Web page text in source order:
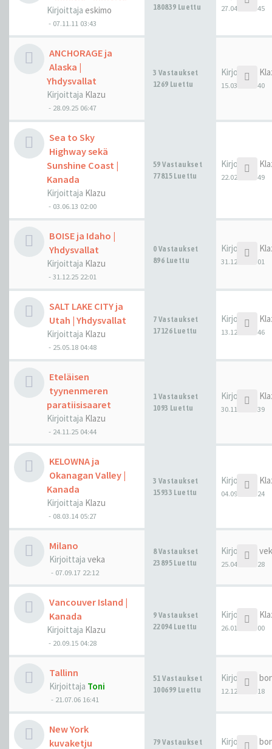
Kirjoittaja eskimo
- 07.11.11 03:43
180839 Luettu
27.04.26 07:45
ANCHORAGE ja
Alaska |
Yhdysvallat
Kirjoittaja Klazu
- 28.09.25 06:47
3 Vastaukset
1269 Luettu
Kirjoittaja
15.03.26 07:40
Sea to Sky
Highway sekä
Sunshine Coast |
Kanada
Kirjoittaja Klazu
- 03.06.13 02:00
59 Vastaukset
77815 Luettu
Kirjoittaja
22.02.26 22:49
BOISE ja Idaho |
Yhdysvallat
Kirjoittaja Klazu
-31.12.25 22:01
0 Vastaukset
896 Luettu
Kirjoittaja
31.12.25 22:01
SALT LAKE CITY ja
Utah | Yhdysvallat
Kirjoittaja Klazu
- 25.05.18 04:48
7 Vastaukset
17126 Luettu
Kirjoittaja
13.12.25 21:46
Eteläisen
tyynenmeren
paratiisisaaret
Kirjoittaja Klazu
- 24.11.25 04:44
1 Vastaukset
1093 Luettu
Kirjoittaja
30.11.25 08:39
KELOWNA ja
Okanagan Valley |
Kanada
Kirjoittaja Klazu
- 08.03.14 05:27
3 Vastaukset
15933 Luettu
Kirjoittaja
04.09.25 08:24
Milano
Kirjoittaja veka
- 07.09.17 22:12
8 Vastaukset
23895 Luettu
Kirjoittaja
25.04.25 09:28
Vancouver Island |
Kanada
Kirjoittaja Klazu
- 20.09.15 04:28
9 Vastaukset
22094 Luettu
Kirjoittaja
26.01.25 00:00
Tallinn
Kirjoittaja Toni
- 21.07.06 16:41
51 Vastaukset
100699 Luettu
Kirjoittaja
12.12.24 11:18
New York
kuvaketju
79 Vastaukset Kirjoittaja